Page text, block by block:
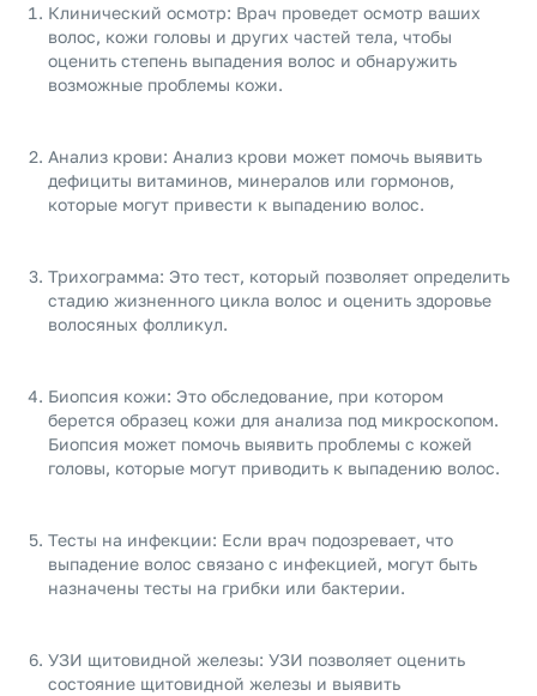
Клинический осмотр: Врач проведет осмотр ваших
волос, кожи головы и других частей тела, чтобы
оценить степень выпадения волос и обнаружить
возможные проблемы кожи.
Анализ крови: Анализ крови может помочь выявить
дефициты витаминов, минералов или гормонов,
которые могут привести к выпадению волос.
Трихограмма: Это тест, который позволяет определить
стадию жизненного цикла волос и оценить здоровье
волосяных фолликул.
Биопсия кожи: Это обследование, при котором
берется образец кожи для анализа под микроскопом.
Биопсия может помочь выявить проблемы с кожей
головы, которые могут приводить к выпадению волос.
Тесты на инфекции: Если врач подозревает, что
выпадение волос связано с инфекцией, могут быть
назначены тесты на грибки или бактерии.
УЗИ щитовидной железы: УЗИ позволяет оценить
состояние щитовидной железы и выявить